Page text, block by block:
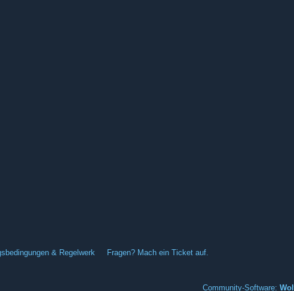
& Regelwerk Fragen? Mach ein Ticket auf.
Community-Software: